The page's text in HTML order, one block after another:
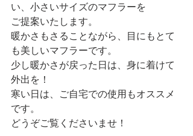
い、小さいサイズのマフラーを
ご提案いたします。
暖かさもさることながら、目にもとて
も美しいマフラーです。
少し暖かさが戻った日は、身に着けて
外出を！
寒い日は、ご自宅での使用もオススメ
です。
どうぞご覧くださいませ！